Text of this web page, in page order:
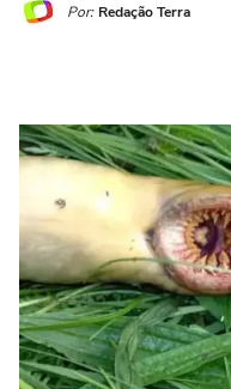
Por: Redação Terra